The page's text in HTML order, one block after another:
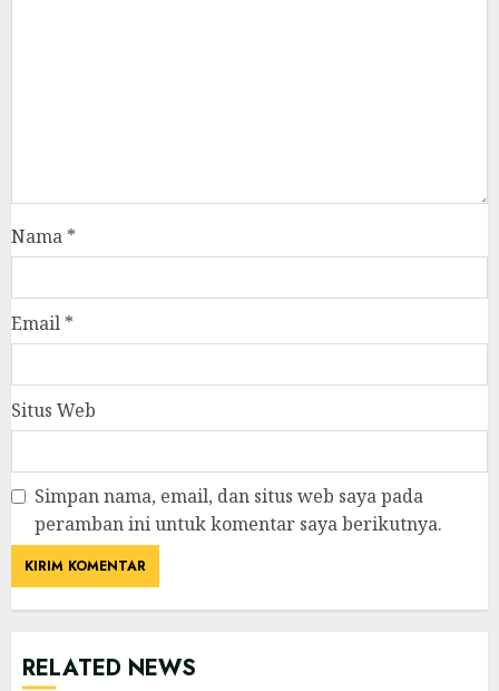
Nama *
Email *
Situs Web
Simpan nama, email, dan situs web saya pada
peramban ini untuk komentar saya berikutnya.
RELATED NEWS